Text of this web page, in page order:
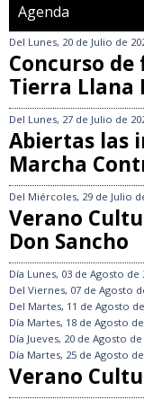
Agenda
Del Lunes, 20 de Julio de
Concurso
Tierra Llana
Del Lunes, 27 de Julio de
Abiertas las
Marcha
Del Miércoles, 29 de Julio
Verano
Don Sancho
Día Lunes, 03 de Agosto de
Del Viernes, 07 de Agosto
Del Martes, 11 de Agosto
Día Martes, 18 de Agosto
Día Jueves, 20 de Agosto de
Día Martes, 25 de Agosto
Verano